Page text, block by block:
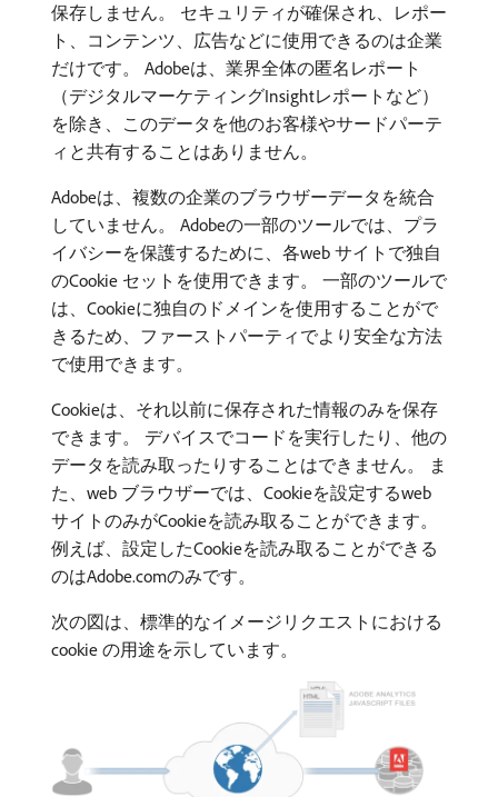
保存しません。 セキュリティが確保され、レポー
ト、コンテンツ、広告などに使用できるのは企業
だけです。 Adobeは、業界全体の匿名レポート
（デジタルマーケティングInsightレポートなど）
を除き、このデータを他のお客様やサードパーテ
ィと共有することはありません。
Adobeは、複数の企業のブラウザーデータを統合
していません。 Adobeの一部のツールでは、プラ
イバシーを保護するために、各web サイトで独自
のCookie セットを使用できます。 一部のツールで
は、Cookieに独自のドメインを使用することがで
きるため、ファーストパーティでより安全な方法
で使用できます。
Cookieは、それ以前に保存された情報のみを保存
できます。 デバイスでコードを実行したり、他の
データを読み取ったりすることはできません。 ま
た、web ブラウザーでは、Cookieを設定するweb
サイトのみがCookieを読み取ることができます。
例えば、設定したCookieを読み取ることができる
のはAdobe.comのみです。
次の図は、標準的なイメージリクエストにおける
cookie の用途を示しています。